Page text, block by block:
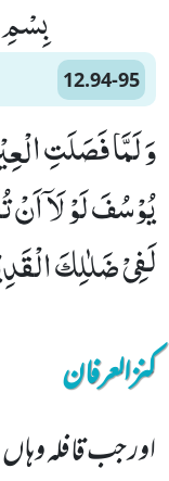
بِسْمِ
12.94-95
وَ لَمَّا فَصَلَتِ
لَفِیْ ضَلٰلِكَ
کنزالعرفان
اور جب قافلہ